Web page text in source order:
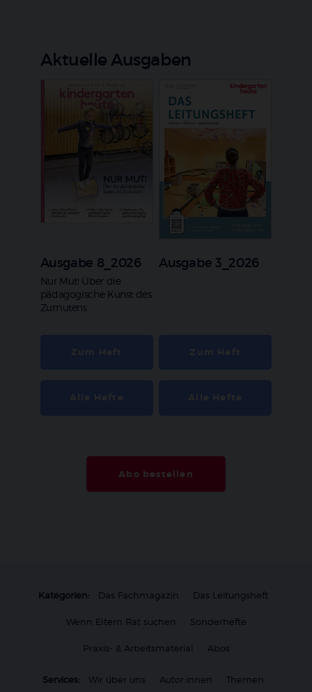
Aktuelle Ausgaben
Ausgabe 8_2026
:
Nur Mut! Über die
pädagogische Kunst des
Zumutens
Ausgabe 3_2026
Abo bestellen
Kategorien: Das Fachmagazin Das Leitungsheft
Wenn Eltern Rat suchen Sonderhefte
Praxis- & Arbeitsmaterial Abos
Services: Wir über uns Autor:innen Themen